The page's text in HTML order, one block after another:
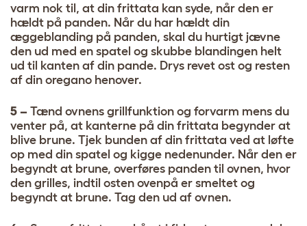
varm nok til, at din frittata kan syde, når den er
hældt på panden. Når du har hældt din
æggeblanding på panden, skal du hurtigt jævne
den ud med en spatel og skubbe blandingen helt
ud til kanten af din pande. Drys revet ost og resten
af din oregano henover.
5 – Tænd ovnens grillfunktion og forvarm mens du
venter på, at kanterne på din frittata begynder at
blive brune. Tjek bunden af din frittata ved at løfte
op med din spatel og kigge nedenunder. Når den er
begyndt at brune, overføres panden til ovnen, hvor
den grilles, indtil osten ovenpå er smeltet og
begyndt at brune. Tag den ud af ovnen.